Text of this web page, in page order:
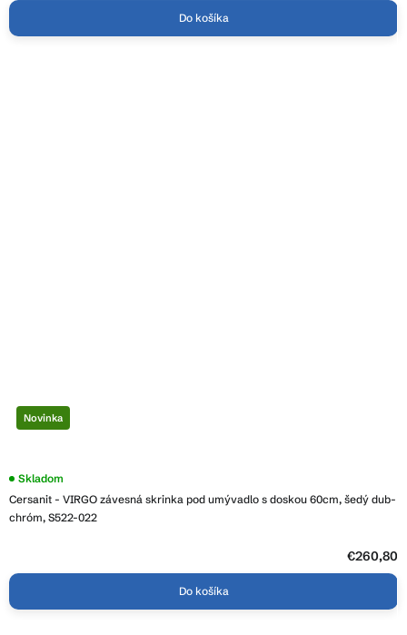
Do košíka
Novinka
Cersanit - VIRGO závesná skrinka pod umývadlo s doskou 60cm, šedý dub-
chróm, S522-022
Skladom
€260,80
Do košíka